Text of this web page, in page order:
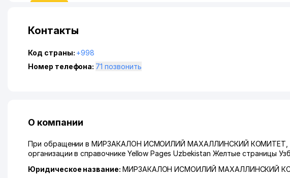
Контакты
Код страны: +998
Номер телефона:
71 позвонить
О компании
При обращении в МИРЗАКАЛОН ИСМОИЛИЙ МАХАЛЛИНСКИЙ КОМИТЕТ,
организации в справочнике Yellow Pages Uzbekistan Желтые страницы
Юридическое название: МИРЗАКАЛОН ИСМОИЛИЙ МАХАЛЛИНСКИЙ